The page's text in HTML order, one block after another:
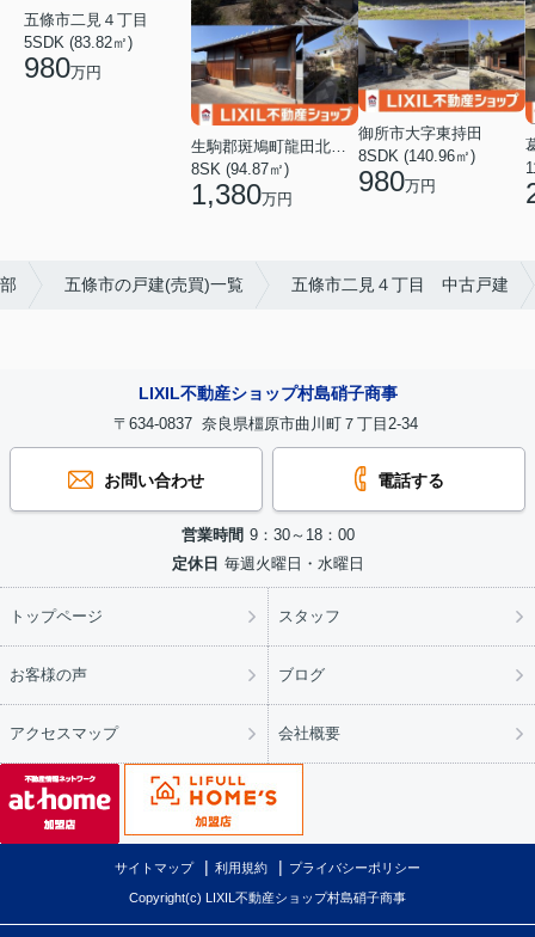
五條市二見４丁目
5SDK (83.82㎡)
980万円
生駒郡斑鳩町龍田北４丁目
8SK (94.87㎡)
1,380万円
御所市大字東持田
8SDK (140.96㎡)
980万円
五條市の戸建(売買)一覧 五條市二見４丁目 中古戸建
LIXIL不動産ショップ村島硝子商事
〒634-0837 奈良県橿原市曲川町７丁目2-34
お問い合わせ 電話する
営業時間 9：30～18：00
定休日 毎週火曜日・水曜日
トップページ スタッフ
お客様の声 ブログ
アクセスマップ 会社概要
サイトマップ 利用規約 プライバシーポリシー
Copyright(c) LIXIL不動産ショップ村島硝子商事